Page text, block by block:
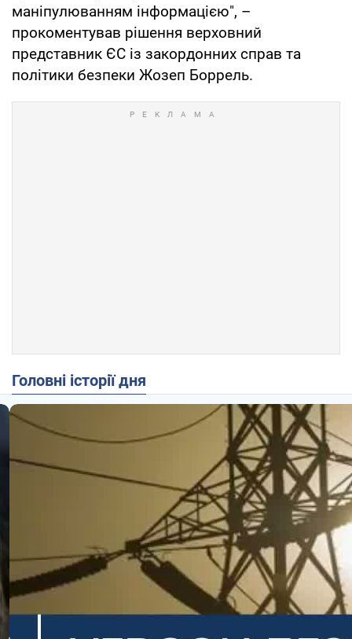
маніпулюванням інформацією", –
прокоментував рішення верховний
представник ЄС із закордонних справ та
політики безпеки Жозеп Боррель.
Головні історії дня